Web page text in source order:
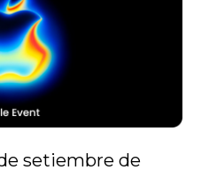
setiembre de